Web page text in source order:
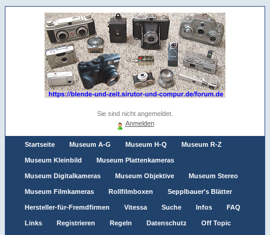
Sie sind nicht angemeldet.
Anmelden
Startseite Museum A-G Museum H-Q Museum R-Z
Museum Kleinbild Museum Plattenkameras
Museum Digitalkameras Museum Objektive Museum Stereo
Museum Filmkameras Rollfilmboxen Sepplbauer's Blätter
Hersteller-für-Fremdfirmen Vitessa Suche Infos FAQ
Links Registrieren Regeln Datenschutz Off Topic